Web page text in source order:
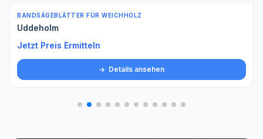
BANDSÄGEBLÄTTER FÜR WEICHHOLZ
Uddeholm
Jetzt Preis Ermitteln
Details ansehen